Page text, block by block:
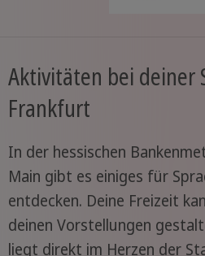
Aktivitäten bei deiner
Frankfurt
In der hessischen
Main gibt es einiges für
entdecken. Deine Freizeit
deinen Vorstellungen
liegt direkt im Herzen der